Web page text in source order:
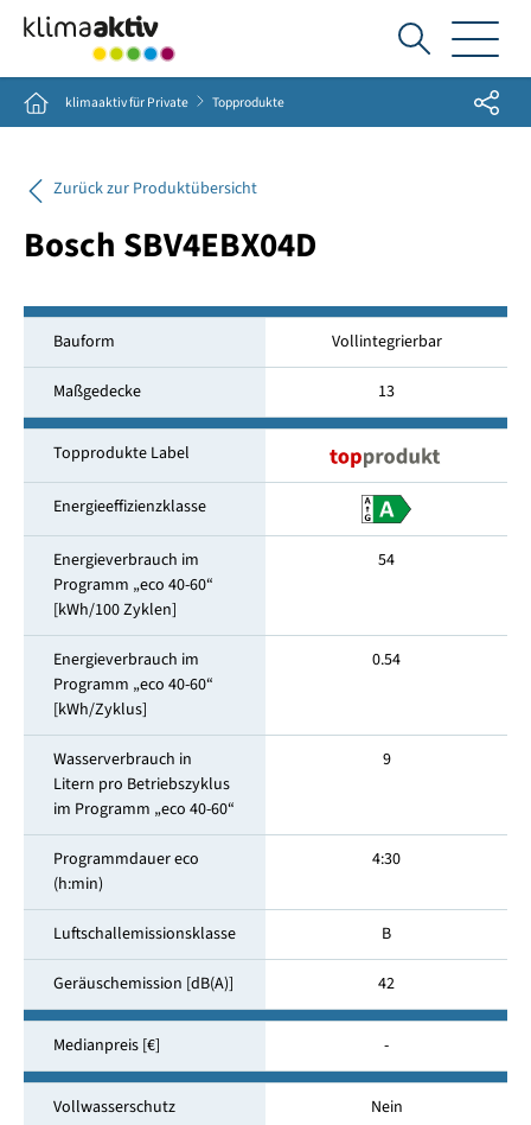
Ich
suche...
Home klimaaktiv für Private Topprodukte Share
Zurück zur Produktübersicht
Bosch SBV4EBX04D
Bauform Vollintegrierbar
Maßgedecke 13
Topprodukte Label
Energieeffizienzklasse
Energieverbrauch im
Programm „eco 40-60“
[kWh/100 Zyklen]
54
Energieverbrauch im
Programm „eco 40-60“
[kWh/Zyklus]
0.54
Wasserverbrauch in
Litern pro Betriebszyklus
im Programm „eco 40-60“
9
Programmdauer eco
(h:min)
4:30
Luftschallemissionsklasse B
Geräuschemission [dB(A)] 42
Medianpreis [€] -
Vollwasserschutz Nein